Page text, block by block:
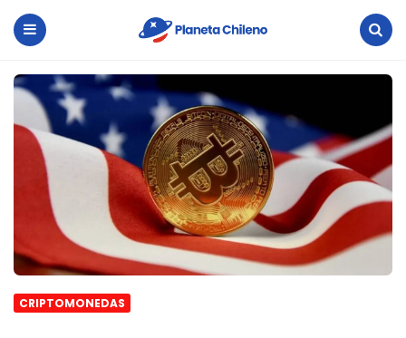
Planeta
Chileno
CRIPTOMONEDAS